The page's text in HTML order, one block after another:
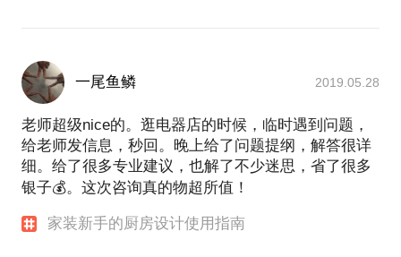
一尾鱼鳞 2019.05.28
老师超级nice的。逛电器店的时候，临时遇到问题，
给老师发信息，秒回。晚上给了问题提纲，解答很详
细。给了很多专业建议，也解了不少迷思，省了很多
银子💰。这次咨询真的物超所值！
家装新手的厨房设计使用指南